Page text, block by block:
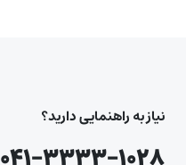
نیاز به راهنمایی دارید؟